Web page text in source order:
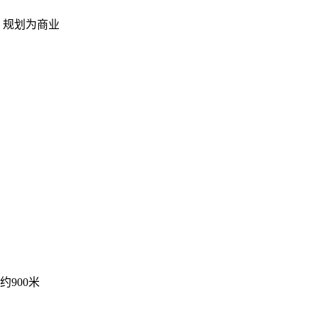
划为商业
900米